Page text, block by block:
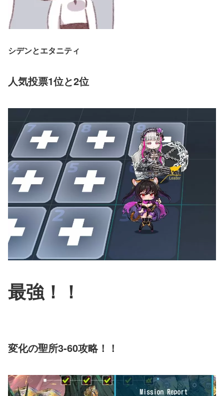
シデンとエタニティ
人気投票1位と2位
最強！！
変化の聖所3-60攻略！！